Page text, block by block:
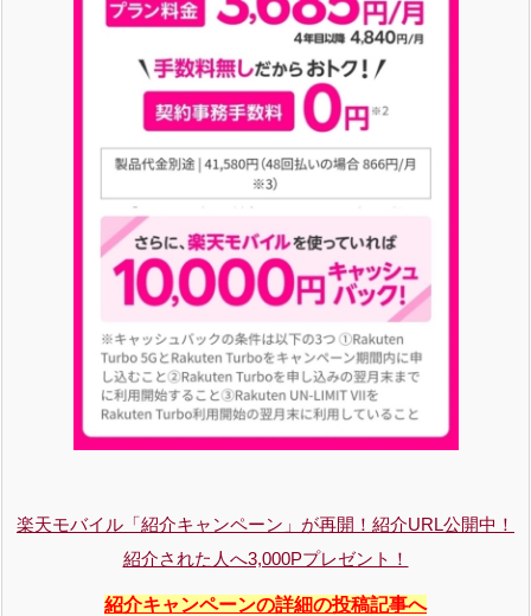
楽天モバイル「紹介キャンペーン」が再開！紹介URL公開中！
紹介された人へ3,000Pプレゼント！
紹介キャンペーンの詳細の投稿記事へ